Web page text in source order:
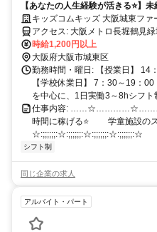
【あなたの人生経験が活きる⭐️】
中‼1日3H～/週2日～OK
キッズコムキッズ 大阪城東ファ
アクセス: 大阪メトロ長堀鶴見緑地線 今里筋線「蒲生四丁目」駅より
徒歩5分
時給1,200円以上
大阪府大阪市城東区
勤務時間・曜日: 【授業日】 14
【学校休業日】 7：30～19：
を中心に、1日実働3～8hシフ
仕事内容:
時間に稼げる⭐️ 学童施設のス
シフト制
同じ企業の求人
アルバイト・パート